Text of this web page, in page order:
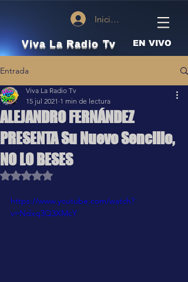
Iniciar sesión
Viva La Radio Tv EN VIVO
Entrada
ALEJANDRO FERNÁNDEZ
PRESENTA Su Nuevo Sencillo,
NO LO BESES
Viva La Radio Tv
15 jul 2021 1 min de lectura
Obtuvo NaN de 5 estrellas.
https://www.youtube.com/watch?
v=Ndxq3Q3XMcY